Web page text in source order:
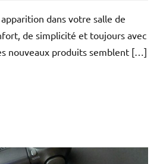
dans votre salle de
de simplicité et toujours avec
nouveaux produits semblent […]